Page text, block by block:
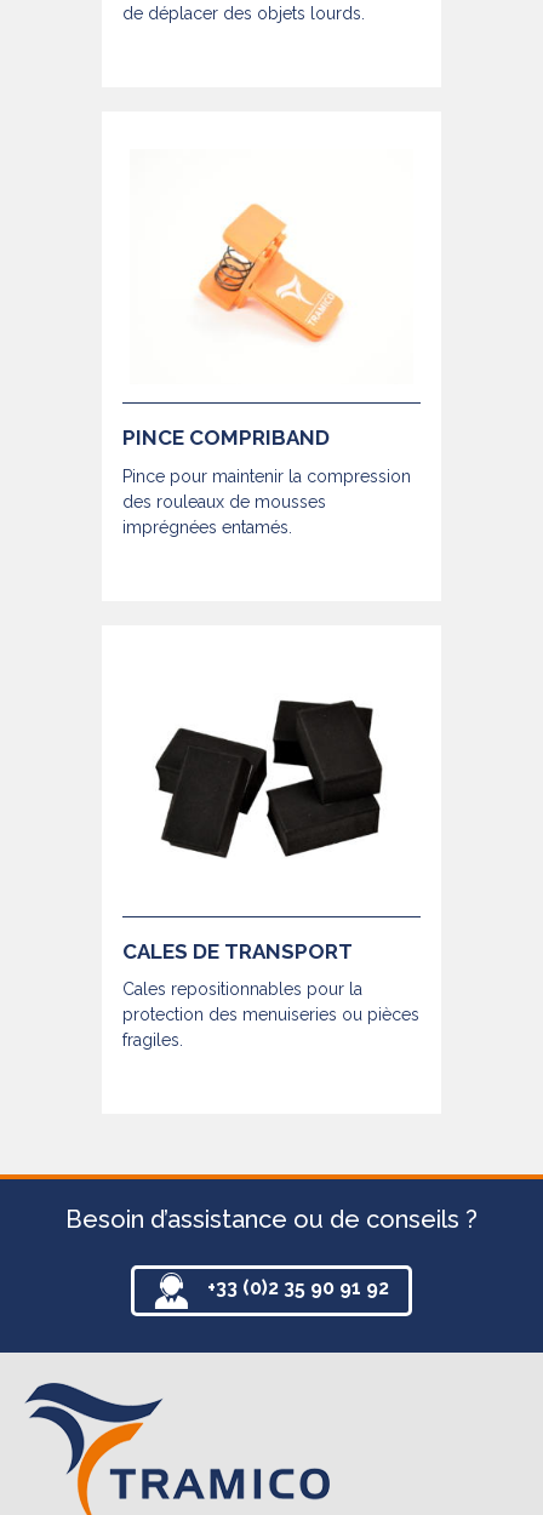
de déplacer des objets lourds.
PINCE COMPRIBAND
Pince pour maintenir la compression
des rouleaux de mousses
imprégnées entamés.
CALES DE TRANSPORT
Cales repositionnables pour la
protection des menuiseries ou pièces
fragiles.
Besoin d’assistance ou de conseils ?
+33 (0)2 35 90 91 92